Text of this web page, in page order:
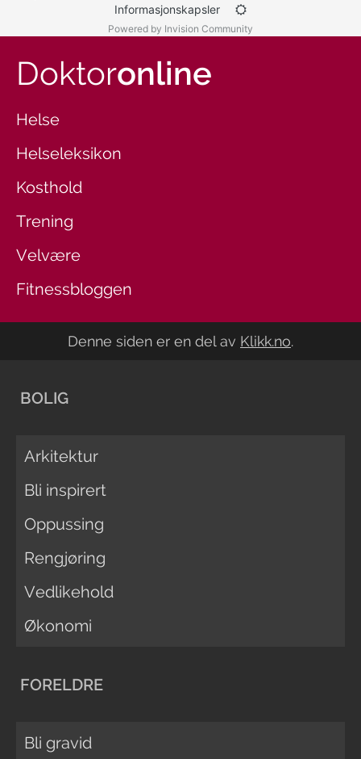
Informasjonskapsler
Powered by Invision Community
Doktoronline
Helse
Helseleksikon
Kosthold
Trening
Velvære
Fitnessbloggen
Denne siden er en del av Klikk.no.
BOLIG
Arkitektur
Bli inspirert
Oppussing
Rengjøring
Vedlikehold
Økonomi
FORELDRE
Bli gravid